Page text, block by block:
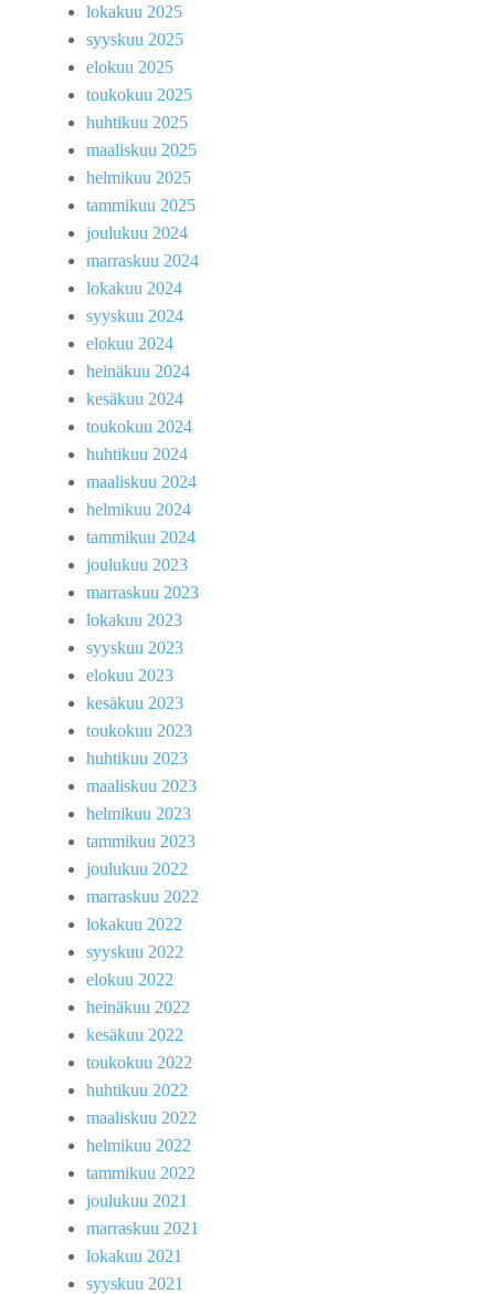
lokakuu 2025
syyskuu 2025
elokuu 2025
toukokuu 2025
huhtikuu 2025
maaliskuu 2025
helmikuu 2025
tammikuu 2025
joulukuu 2024
marraskuu 2024
lokakuu 2024
syyskuu 2024
elokuu 2024
heinäkuu 2024
kesäkuu 2024
toukokuu 2024
huhtikuu 2024
maaliskuu 2024
helmikuu 2024
tammikuu 2024
joulukuu 2023
marraskuu 2023
lokakuu 2023
syyskuu 2023
elokuu 2023
kesäkuu 2023
toukokuu 2023
huhtikuu 2023
maaliskuu 2023
helmikuu 2023
tammikuu 2023
joulukuu 2022
marraskuu 2022
lokakuu 2022
syyskuu 2022
elokuu 2022
heinäkuu 2022
kesäkuu 2022
toukokuu 2022
huhtikuu 2022
maaliskuu 2022
helmikuu 2022
tammikuu 2022
joulukuu 2021
marraskuu 2021
lokakuu 2021
syyskuu 2021